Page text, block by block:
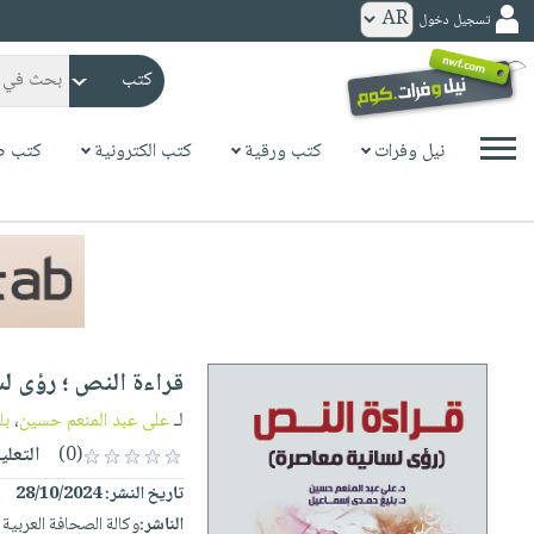
كتب
ورقية
المواضيع
عروض
الكترونية
حديثاً
الأكثر
الرئيسية
masmu3
الصفحة
تسجيل دخول
نيل وفرات كتب ورقية كتب الكترونية كتب
قراءة النص ؛ رؤى
لـعلى عبد المنعم حسين،
(0)
تاريخ النشر:28/10/2024
الناشر:وكالة الصحافة العربية